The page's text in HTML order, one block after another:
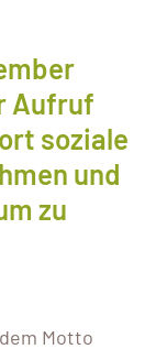
Aufruf
soziale
und
zu
Motto